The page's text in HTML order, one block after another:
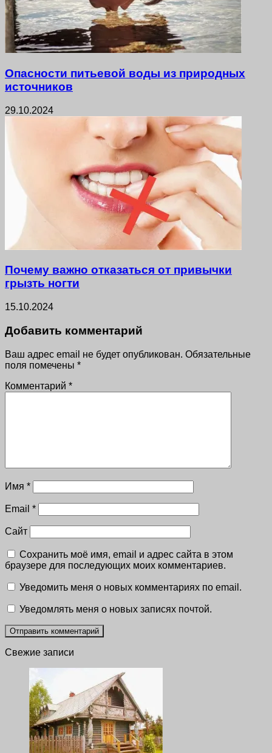
Опасности питьевой воды из природных
источников
29.10.2024
Почему важно отказаться от привычки
грызть ногти
15.10.2024
Добавить комментарий
Ваш адрес email не будет опубликован. Обязательные
поля помечены *
Комментарий *
Имя *
Email *
Сайт
Сохранить моё имя, email и адрес сайта в этом
браузере для последующих моих комментариев.
Уведомить меня о новых комментариях по email.
Уведомлять меня о новых записях почтой.
Свежие записи